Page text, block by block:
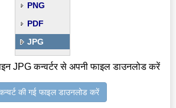
PNG
PDF
JPG
JPG कन्वर्टर से अपनी फाइल डाउनलोड करें
की गई फाइल डाउनलोड करें